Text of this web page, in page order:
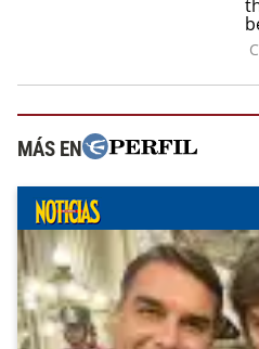
MÁS EN